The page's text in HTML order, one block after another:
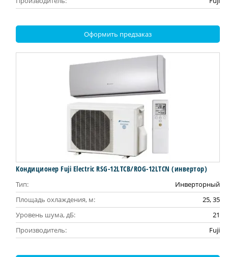
Оформить предзаказ
Кондиционер Fuji Electric RSG-12LTCB/ROG-12LTCN (инвертор)
Тип:
Инверторный
Площадь охлаждения, м:
25, 35
Уровень шума, дБ:
21
Производитель:
Fuji